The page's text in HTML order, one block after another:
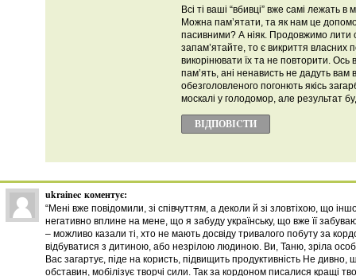
Всі ті ваші “вбивці” вже самі лежать
Можна пам’ятати, та як нам це
пасивними? А ніяк. Продовжимо лити
запам’ятайте, то є викриття власних
викорінювати їх та не повторити. Ось
пам’ять, ані ненависть не дадуть вам
обезголовленого погонють якісь
москалі у голодомор, але результат
ВІДПОВІCТИ
ukrainec коментує:
“Мені вже повідомили, зі співчуттям, а деколи й зі зловтіхою, що
негативно вплине на мене, що я забуду українську, що вже її
– можливо казали ті, хто не мають досвіду тривалого побуту за
відбуватися з дитиною, або незрілою людиною. Ви, Таню, зріла
Вас загартує, піде на користь, підвищить продуктивність Не дивно,
обставин, мобілізує творчі сили. Так за кордоном писалися кращі